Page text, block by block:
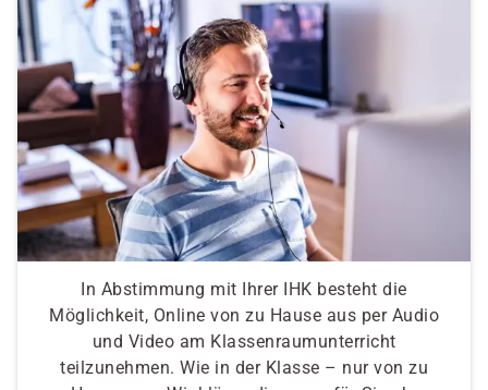
In Abstimmung mit Ihrer IHK besteht die
Möglichkeit, Online von zu Hause aus per Audio
und Video am Klassenraumunterricht
teilzunehmen. Wie in der Klasse – nur von zu